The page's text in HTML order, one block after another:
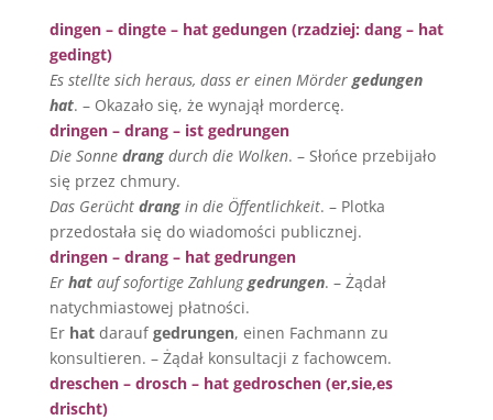
dingen – dingte – hat gedungen (rzadziej: dang – hat
gedingt)
Es stellte sich heraus, dass er einen Mörder gedungen
hat. – Okazało się, że wynajął mordercę.
dringen – drang – ist gedrungen
Die Sonne drangdurch die Wolken. – Słońce przebijało
się przez chmury.
Das Gerücht drangin die Öffentlichkeit. – Plotka
przedostała się do wiadomości publicznej.
dringen – drang – hat gedrungen
Er hatauf sofortige Zahlunggedrungen. – Żądał
natychmiastowej płatności.
Er hatdaraufgedrungen, einen Fachmann zu
konsultieren. – Żądał konsultacji z fachowcem.
dreschen – drosch – hat gedroschen (er,sie,es
drischt)